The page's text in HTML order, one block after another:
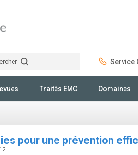
Service
Traités EMC Domaines
pour une prévention